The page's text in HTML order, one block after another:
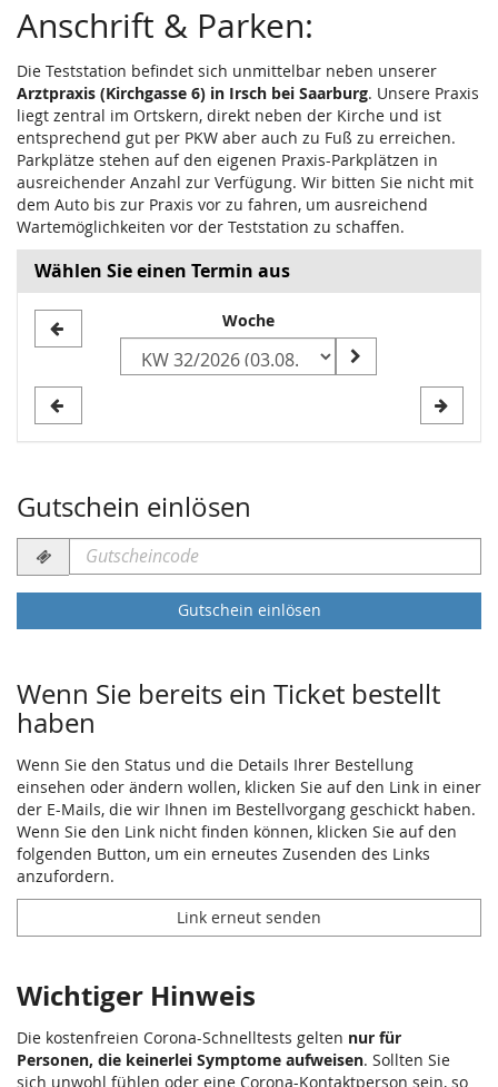
Anschrift & Parken:
Die Teststation befindet sich unmittelbar neben unserer
Arztpraxis (Kirchgasse 6) in Irsch bei Saarburg. Unsere Praxis
liegt zentral im Ortskern, direkt neben der Kirche und ist
entsprechend gut per PKW aber auch zu Fuß zu erreichen.
Parkplätze stehen auf den eigenen Praxis-Parkplätzen in
ausreichender Anzahl zur Verfügung. Wir bitten Sie nicht mit
dem Auto bis zur Praxis vor zu fahren, um ausreichend
Wartemöglichkeiten vor der Teststation zu schaffen.
Wählen Sie einen Termin aus
zur
Woche
Gutschein einlösen
Gutscheincode
erforderlich
Gutschein einlösen
Wenn Sie bereits ein Ticket bestellt
haben
Wenn Sie den Status und die Details Ihrer Bestellung
einsehen oder ändern wollen, klicken Sie auf den Link in einer
der E-Mails, die wir Ihnen im Bestellvorgang geschickt haben.
Wenn Sie den Link nicht finden können, klicken Sie auf den
folgenden Button, um ein erneutes Zusenden des Links
anzufordern.
Link erneut senden
Wichtiger Hinweis
Die kostenfreien Corona-Schnelltests gelten nur für
Personen, die keinerlei Symptome aufweisen. Sollten Sie
sich unwohl fühlen oder eine Corona-Kontaktperson sein, so